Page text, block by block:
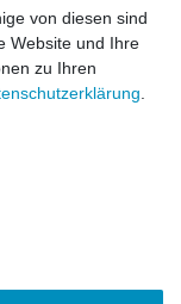
AGB Kontakt
HL-
Ihrer
nur der
von diesen sind
Website und Ihre
zu Ihren